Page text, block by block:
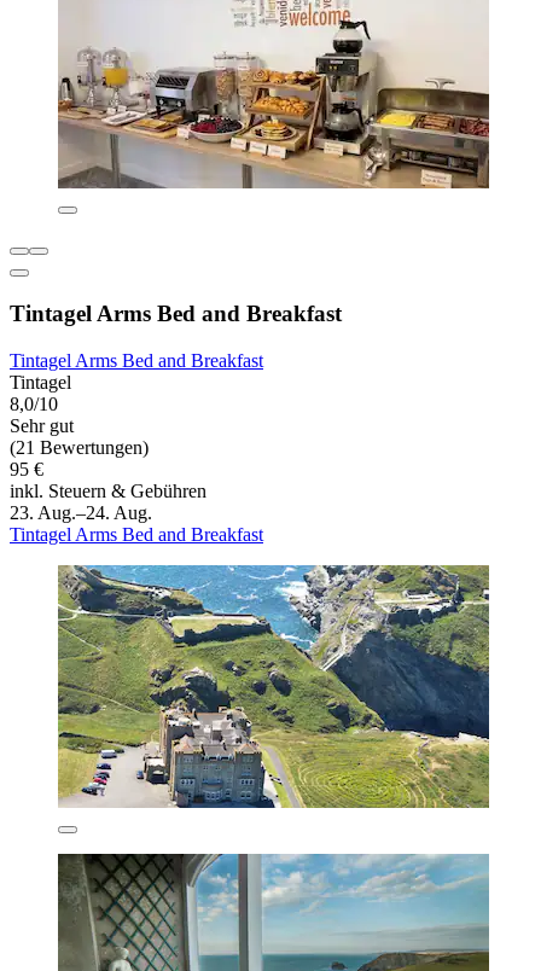
Tintagel Arms Bed and Breakfast
Tintagel Arms Bed and Breakfast
Tintagel
8,0/10
Sehr gut
(21 Bewertungen)
95 €
inkl. Steuern & Gebühren
23. Aug.–24. Aug.
Tintagel Arms Bed and Breakfast